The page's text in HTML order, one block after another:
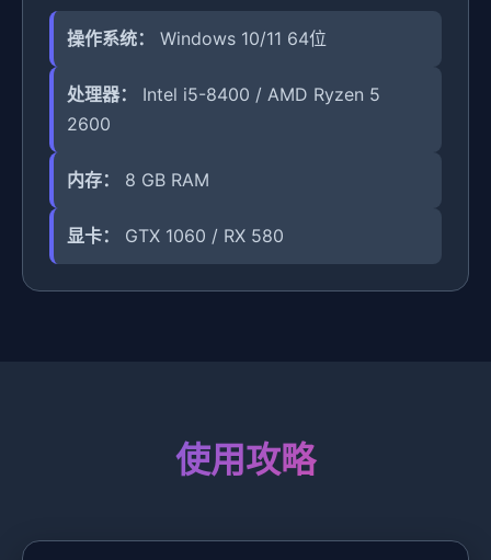
操作系统： Windows 10/11 64位
处理器：
Intel i5-8400 / AMD Ryzen 5
2600
内存： 8 GB RAM
显卡： GTX 1060 / RX 580
使用攻略